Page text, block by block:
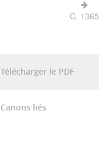
C. 1365
Télécharger le PDF
Canons liés